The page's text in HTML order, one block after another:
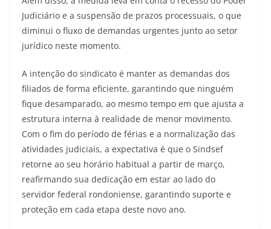
Judiciário e a suspensão de prazos processuais, o que
diminui o fluxo de demandas urgentes junto ao setor
jurídico neste momento.
A intenção do sindicato é manter as demandas dos
filiados de forma eficiente, garantindo que ninguém
fique desamparado, ao mesmo tempo em que ajusta a
estrutura interna à realidade de menor movimento.
Com o fim do período de férias e a normalização das
atividades judiciais, a expectativa é que o Sindsef
retorne ao seu horário habitual a partir de março,
reafirmando sua dedicação em estar ao lado do
servidor federal rondoniense, garantindo suporte e
proteção em cada etapa deste novo ano.